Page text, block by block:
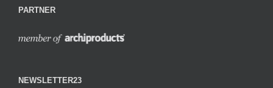
PARTNER
NEWSLETTER23